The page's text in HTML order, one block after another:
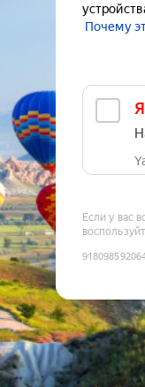
Почему
Если у вас